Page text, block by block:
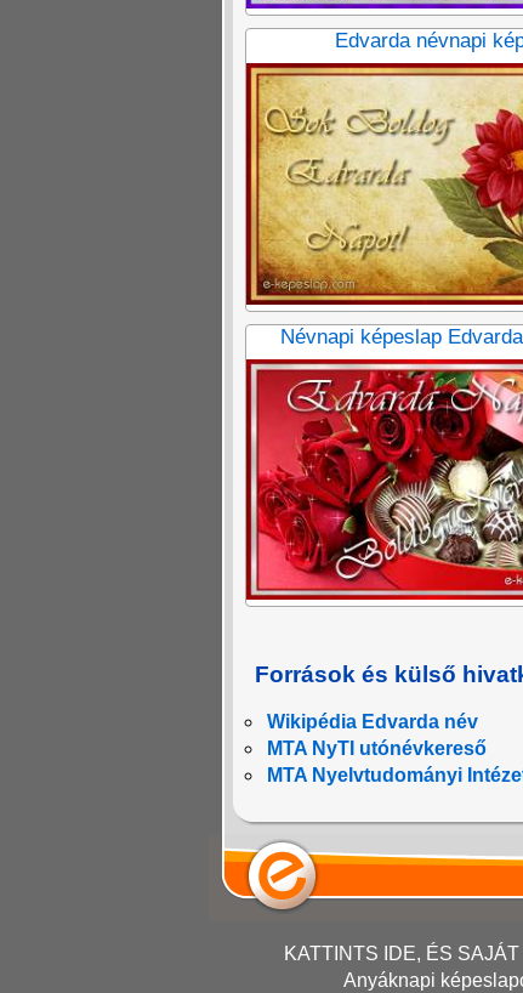
Edvarda névnapi
Névnapi képeslap
Források és külső
Wikipédia Edvarda név
MTA NyTI utónévkereső
MTA Nyelvtudományi
KATTINTS IDE, ÉS
Anyáknapi